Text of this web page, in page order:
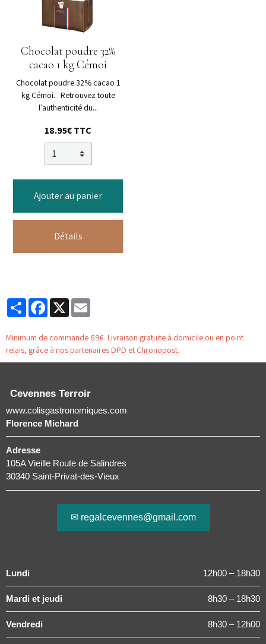
Chocolat poudre 32%
cacao 1 kg Cémoi
Chocolat poudre 32% cacao 1
kg Cémoi. Retrouvez toute
l’authenticité du...
18.95€ TTC
Ajouter au panier
Détails
PartagerFacebook
X
Minimum de commande 69€. Livraison gratuite à domicile ou en point
relais, grâce à nos partenaires DPD et Chronopost.
Cevennes Terroir
www.colisgastronomiques.com
Florence Michard
Adresse
105A Vieille Route de Salindres
30340 Saint-Privat-des-Vieux
✉ regalcevennes@gmail.com
Lundi 12h00 – 18h30
Mardi et jeudi 8h30 – 18h30
Vendredi 8h30 – 12h00